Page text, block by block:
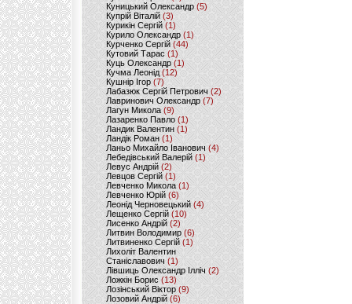
Куницький Олександр (5)
Купрій Віталій (3)
Курикін Сергій(1)
Курило Олександр (1)
Курченко Сергій (44)
Кутовий Тарас (1)
Куць Олександр (1)
Кучма Леонід (12)
Кушнір Ігор(7)
Лабазюк Сергій Петрович (2)
Лавринович Олександр(7)
Лагун Микола(9)
Лазаренко Павло (1)
Ландик Валентин (1)
Ландік Роман (1)
Ланьо Михайло Іванович(4)
Лебедівський Валерій(1)
Левус Андрій(2)
Левцов Сергій (1)
Левченко Микола (1)
Левченко Юрій (6)
Леонід Черновецький (4)
Лещенко Сергій (10)
Лисенко Андрій (2)
Литвин Володимир (6)
Литвиненко Сергій (1)
Лихоліт Валентин
Станіславович (1)
Лівшиць Олександр Ілліч (2)
Ложкін Борис(13)
Лозінський Віктор(9)
Лозовий Андрій (6)